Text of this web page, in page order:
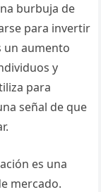
burbuja de
para invertir
un aumento
y
para
señal de que
es una
mercado.